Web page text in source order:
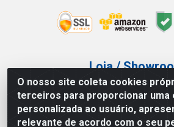
O nosso site coleta cookies
terceiros para proporcionar uma
personalizada ao usuário,
relevante de acordo com o seu
Loja /
Tel.: (11) 3227-0546
Av Vautier, 587/597 - Pari -